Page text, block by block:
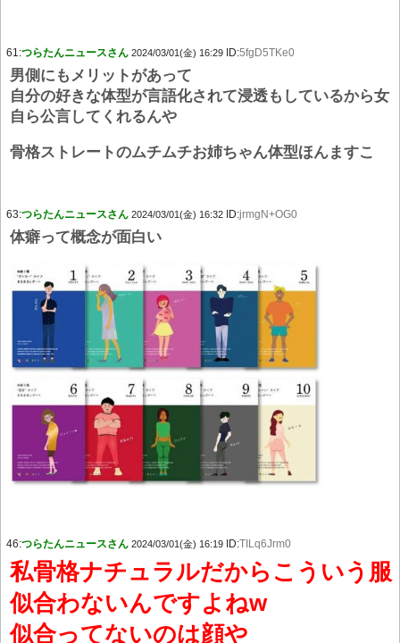
61:つらたんニュースさん 2024/03/01(金) 16:29 ID:5fgD5TKe0
男側にもメリットがあって
自分の好きな体型が言語化されて浸透もしているから女
自ら公言してくれるんや
骨格ストレートのムチムチお姉ちゃん体型ほんますこ
63:つらたんニュースさん 2024/03/01(金) 16:32 ID:jrmgN+OG0
体癖って概念が面白い
46:つらたんニュースさん 2024/03/01(金) 16:19 ID:TILq6Jrm0
私骨格ナチュラルだからこういう服
似合わないんですよねw
似合ってないのは顔や